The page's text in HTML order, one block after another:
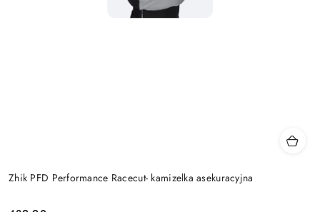
Zhik PFD Performance Racecut- kamizelka asekuracyjna